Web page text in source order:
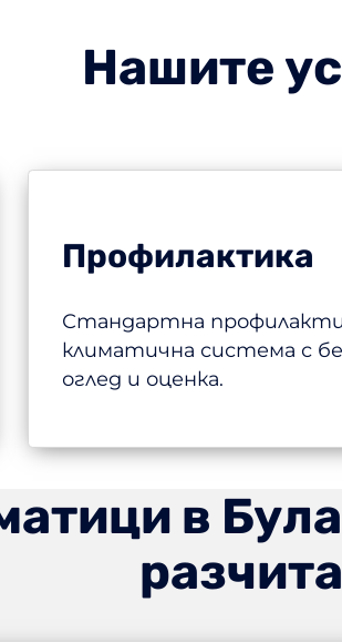
Нашите
Профилактика
Стандартна
климатична система с
оглед и оценка.
в